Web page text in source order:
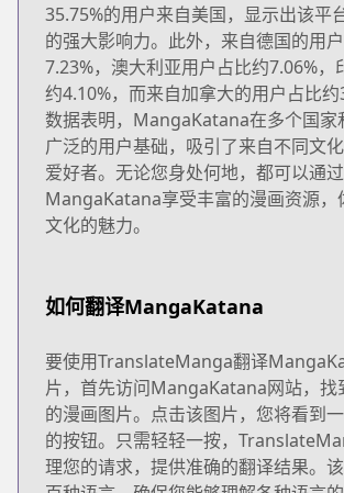
35.75%的用户来自美国，显示出该平
的强大影响力。此外，来自德国的用
7.23%，澳大利亚用户占比约7.06%，
约4.10%，而来自加拿大的用户占比
数据表明，MangaKatana在多个国家
广泛的用户基础，吸引了来自不同文
爱好者。无论您身处何地，都可以通过
MangaKatana享受丰富的漫画资源，
文化的魅力。
如何翻译MangaKatana
要使用TranslateManga翻译
片，首先访问MangaKatana网站，找
的漫画图片。点击该图片，您将看到
的按钮。只需轻轻一按，
理您的请求，提供准确的翻译结果。